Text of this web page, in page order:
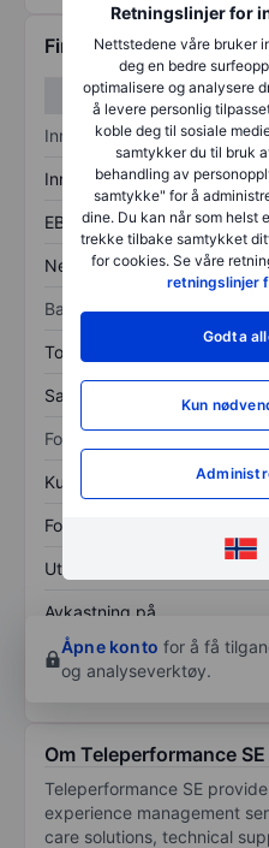
Retningslinjer for
Nettstedene våre bruker
deg en bedre
optimalisere og analysere
å levere personlig
koble deg til sosiale
samtykker du til bruk
behandling av
samtykke" for å
dine. Du kan når som helst
trekke tilbake samtykket
for cookies. Se våre
retningslinjer
Godta
Kun
Finansiell informasjon
Inntektsoversikt
Inntekter
EBITDA
Nettoinntekt
Balanse
Totale eiendeler
Samlet gjeld
Forholdstall
Kurs/salg
Fortjeneste per aksje
Utbytte per aksje
Avkastning på
egenkapital
Åpne konto for å få
og analyseverktøy.
Om Teleperformance SE
Teleperformance SE
experience management
care solutions, technical